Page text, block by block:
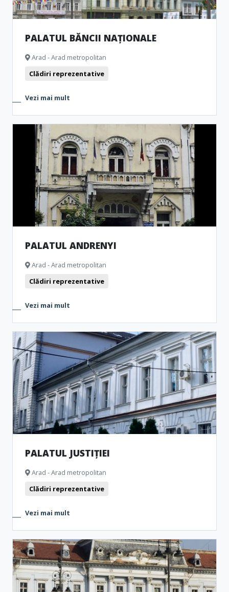
PALATUL BĂNCII NAȚIONALE
Arad - Arad metropolitan
Clădiri reprezentative
Vezi mai mult
PALATUL ANDRENYI
Arad - Arad metropolitan
Clădiri reprezentative
Vezi mai mult
PALATUL JUSTIȚIEI
Arad - Arad metropolitan
Clădiri reprezentative
Vezi mai mult